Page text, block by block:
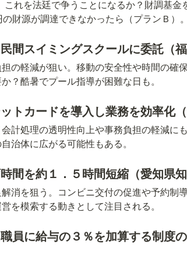
れを法廷で争うことになるか？財調基金
財源が調達できなかったら（プランＢ）。
間スイミングスクールに委託（福
の軽減が狙い。移動の安全性や時間の確
？酷暑でプール指導が困難な日も。
トカードを導入し業務を効率化（
計処理の透明性向上や事務負担の軽減に
治体に広がる可能性もある。
間を約１．５時間短縮（愛知県知
消を狙う。コンビニ交付の促進や予約制
を模索する動きとして注目される。
員に給与の３％を加算する制度